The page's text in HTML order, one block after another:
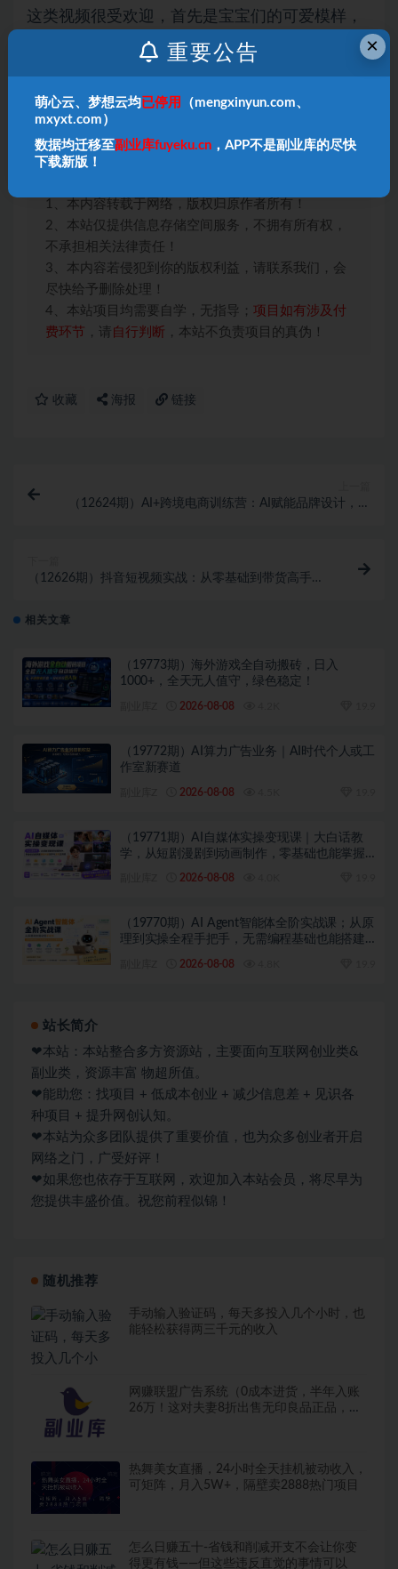
这类视频很受欢迎，首先是宝宝们的可爱模样，
童装走秀的主题充满活力(比如宝宝们穿着时尚的
重装)，再配上欢快的音乐，让人心情愉悦，尤其
吸引观众。
看完这个视频，你也能轻松上手，轻松变现！
1、本内容转载于网络，版权归原作者所有！
2、本站仅提供信息存储空间服务，不拥有所有权，
不承担相关法律责任！
3、本内容若侵犯到你的版权利益，请联系我们，会
尽快给予删除处理！
4、本站项目均需要自学，无指导； 项目如有涉及付
费环节 ，请 自行判断 ，本站不负责项目的真伪！
收藏 海报 链接
（12624期）AI+跨境电商训练营：AI赋能品牌设计，从
（12626期）抖音短视频实战：从零基础到带货高手，
相关文章
（19773期）海外游戏全自动搬砖，日入
1000+，全天无人值守，绿色稳定！
2026-08-08
（19772期）AI算力广告业务｜AI时代个人或工
作室新赛道
2026-08-08
（19771期）AI自媒体实操变现课｜大白话教
学，从短剧漫剧到动画制作，零基础也能掌握
2026-08-08
（19770期）AI Agent智能体全阶实战课；从原
理到实操全程手把手，无需编程基础也能搭建
2026-08-08
站长简介
❤本站：本站整合多方资源站，主要面向互联网创业类&
副业类，资源丰富 物超所值。
❤能助您：找项目 + 低成本创业 + 减少信息差 + 见识各
种项目 + 提升网创认知。
❤本站为众多团队提供了重要价值，也为众多创业者开启
网络之门，广受好评！
❤如果您也依存于互联网，欢迎加入本站会员，将尽早为
您提供丰盛价值。祝您前程似锦！
随机推荐
手动输入验证码，每天多投入几个小时，也
能轻松获得两三千元的收入
网赚联盟广告系统（0成本进货，半年入账
26万！这对夫妻8折出售无印良品正品，货
热舞美女直播，24小时全天挂机被动收入，
可矩阵，月入5W+，隔壁卖2888热门项目
怎么日赚五十-省钱和削减开支不会让你变
得更有钱——但这些违反直觉的事情可以
×
重要公告
萌心云、梦想云均 已停用
（mengxinyun.com、
mxyxt.com）
数据均迁移至副业库fuyeku.cn ，APP不是副业库的尽快
下载新版！